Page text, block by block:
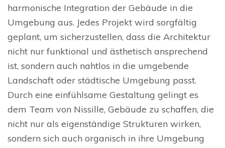
harmonische Integration der Gebäude in die
Umgebung aus. Jedes Projekt wird sorgfältig
geplant, um sicherzustellen, dass die Architektur
nicht nur funktional und ästhetisch ansprechend
ist, sondern auch nahtlos in die umgebende
Landschaft oder städtische Umgebung passt.
Durch eine einfühlsame Gestaltung gelingt es
dem Team von Nissille, Gebäude zu schaffen, die
nicht nur als eigenständige Strukturen wirken,
sondern sich auch organisch in ihre Umgebung